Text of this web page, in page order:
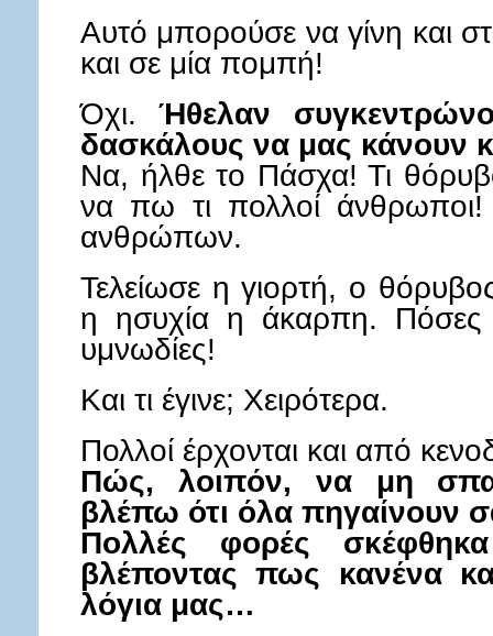
Αυτό μπορούσε να γίνη και
και σε μία πομπή!
Όχι.Ήθελαν
δασκάλους να μας κάνουν
Να, ήλθε το Πάσχα! Τι
να πω τι πολλοί άνθρωποι!
ανθρώπων.
Τελείωσε η γιορτή, ο
η ησυχία η άκαρπη. Πόσες
υμνωδίες!
Και τι έγινε; Χειρότερα.
Πολλοί έρχονται και από
Πώς, λοιπόν, να μη
βλέπω ότι όλα πηγαίνουν
Πολλές φορές
βλέποντας πως κανένα
λόγια μας…